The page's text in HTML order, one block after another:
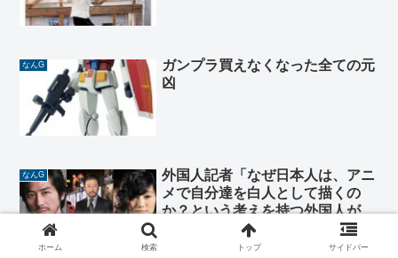
なんG
ガンプラ買えなくなった全ての元
凶
なんG
外国人記者「なぜ日本人は、アニ
メで自分達を白人として描くの
か？という考えを持つ外国人が結
ホーム 検索 トップ サイドバー